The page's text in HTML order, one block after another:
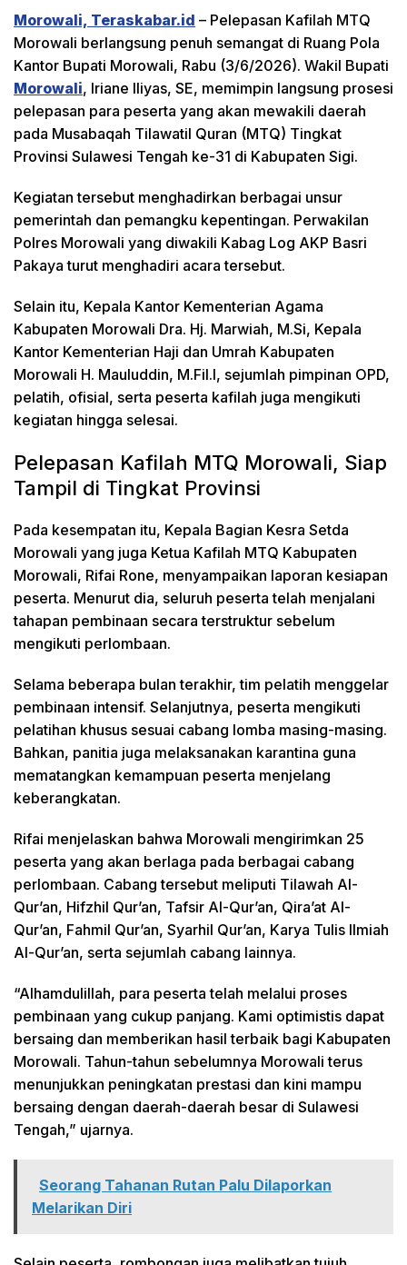
Morowali, Teraskabar.id – Pelepasan Kafilah MTQ
Morowali berlangsung penuh semangat di Ruang Pola
Kantor Bupati Morowali, Rabu (3/6/2026). Wakil Bupati
Morowali, Iriane Iliyas, SE, memimpin langsung prosesi
pelepasan para peserta yang akan mewakili daerah
pada Musabaqah Tilawatil Quran (MTQ) Tingkat
Provinsi Sulawesi Tengah ke-31 di Kabupaten Sigi.
Kegiatan tersebut menghadirkan berbagai unsur
pemerintah dan pemangku kepentingan. Perwakilan
Polres Morowali yang diwakili Kabag Log AKP Basri
Pakaya turut menghadiri acara tersebut.
Selain itu, Kepala Kantor Kementerian Agama
Kabupaten Morowali Dra. Hj. Marwiah, M.Si, Kepala
Kantor Kementerian Haji dan Umrah Kabupaten
Morowali H. Mauluddin, M.Fil.I, sejumlah pimpinan OPD,
pelatih, ofisial, serta peserta kafilah juga mengikuti
kegiatan hingga selesai.
Pelepasan Kafilah MTQ Morowali, Siap
Tampil di Tingkat Provinsi
Pada kesempatan itu, Kepala Bagian Kesra Setda
Morowali yang juga Ketua Kafilah MTQ Kabupaten
Morowali, Rifai Rone, menyampaikan laporan kesiapan
peserta. Menurut dia, seluruh peserta telah menjalani
tahapan pembinaan secara terstruktur sebelum
mengikuti perlombaan.
Selama beberapa bulan terakhir, tim pelatih menggelar
pembinaan intensif. Selanjutnya, peserta mengikuti
pelatihan khusus sesuai cabang lomba masing-masing.
Bahkan, panitia juga melaksanakan karantina guna
mematangkan kemampuan peserta menjelang
keberangkatan.
Rifai menjelaskan bahwa Morowali mengirimkan 25
peserta yang akan berlaga pada berbagai cabang
perlombaan. Cabang tersebut meliputi Tilawah Al-
Qur’an, Hifzhil Qur’an, Tafsir Al-Qur’an, Qira’at Al-
Qur’an, Fahmil Qur’an, Syarhil Qur’an, Karya Tulis Ilmiah
Al-Qur’an, serta sejumlah cabang lainnya.
“Alhamdulillah, para peserta telah melalui proses
pembinaan yang cukup panjang. Kami optimistis dapat
bersaing dan memberikan hasil terbaik bagi Kabupaten
Morowali. Tahun-tahun sebelumnya Morowali terus
menunjukkan peningkatan prestasi dan kini mampu
bersaing dengan daerah-daerah besar di Sulawesi
Tengah,” ujarnya.
Seorang Tahanan Rutan Palu Dilaporkan
Melarikan Diri